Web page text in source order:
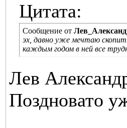
Цитата:
Сообщение от
эх, давно уже мечтаю
каждым годом в ней все
Лев
Поздновато